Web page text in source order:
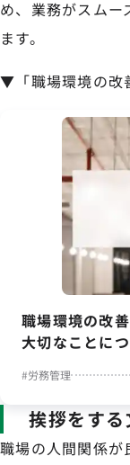
め、業務がスムー
ます。
▼「職場環境の改
職場環境の改
大切なことに
#労務管理
挨拶をす
職場の人間関係が